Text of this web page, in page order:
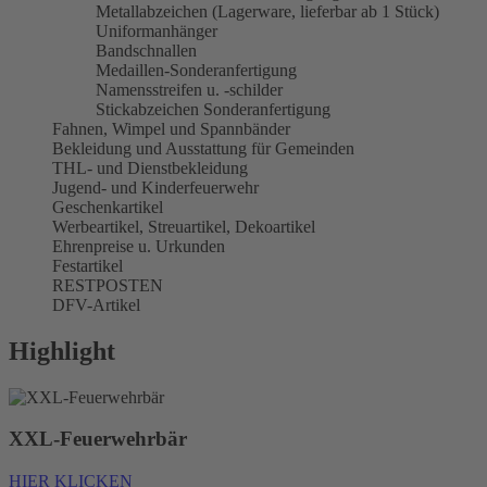
Metallabzeichen (Lagerware, lieferbar ab 1 Stück)
Uniformanhänger
Bandschnallen
Medaillen-Sonderanfertigung
Namensstreifen u. -schilder
Stickabzeichen Sonderanfertigung
Fahnen, Wimpel und Spannbänder
Bekleidung und Ausstattung für Gemeinden
THL- und Dienstbekleidung
Jugend- und Kinderfeuerwehr
Geschenkartikel
Werbeartikel, Streuartikel, Dekoartikel
Ehrenpreise u. Urkunden
Festartikel
RESTPOSTEN
DFV-Artikel
Highlight
XXL-Feuerwehrbär
HIER KLICKEN